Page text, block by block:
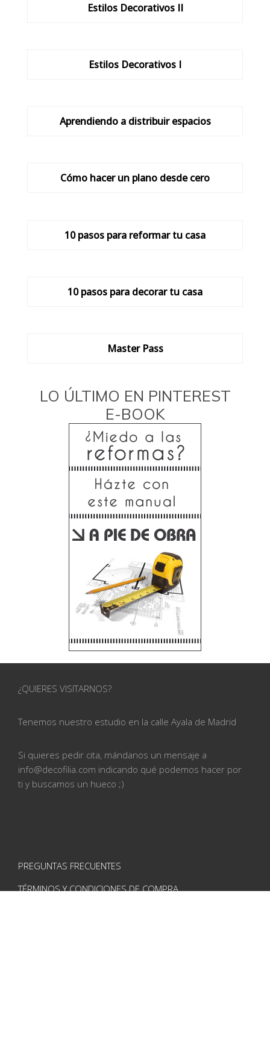
Estilos Decorativos II
Estilos Decorativos I
Aprendiendo a distribuir espacios
Cómo hacer un plano desde cero
10 pasos para reformar tu casa
10 pasos para decorar tu casa
Master Pass
LO ÚLTIMO EN PINTEREST
E-BOOK
¿QUIERES VISITARNOS?
Tenemos nuestro estudio en la calle Ayala de Madrid
Si quieres pedir cita, mándanos un mensaje a
info@decofilia.com indicando qué podemos hacer por
ti y buscamos un hueco ;)
PREGUNTAS FRECUENTES
TÉRMINOS Y CONDICIONES DE COMPRA